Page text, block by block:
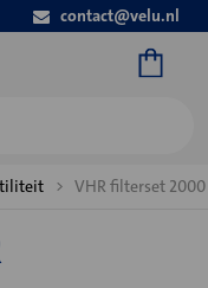
contact@velu.nl
VHR filterset 2000